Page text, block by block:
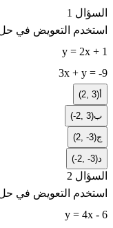
السؤال 1
استخدم التعويض في حل
y = 2x + 1
3x + y = -9
أ(2, 3)
ب(-2, 3)
ج(2, -3)
د(-2, -3)
السؤال 2
استخدم التعويض في حل
y = 4x - 6